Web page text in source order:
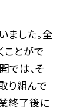
ました。全
とがで
では、そ
り組んで
終了後に